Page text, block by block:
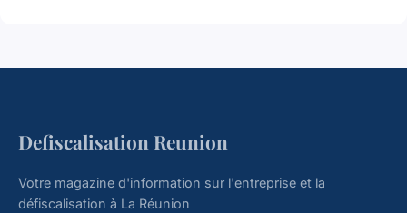
Defiscalisation Reunion
Votre magazine d'information sur l'entreprise et la
défiscalisation à La Réunion